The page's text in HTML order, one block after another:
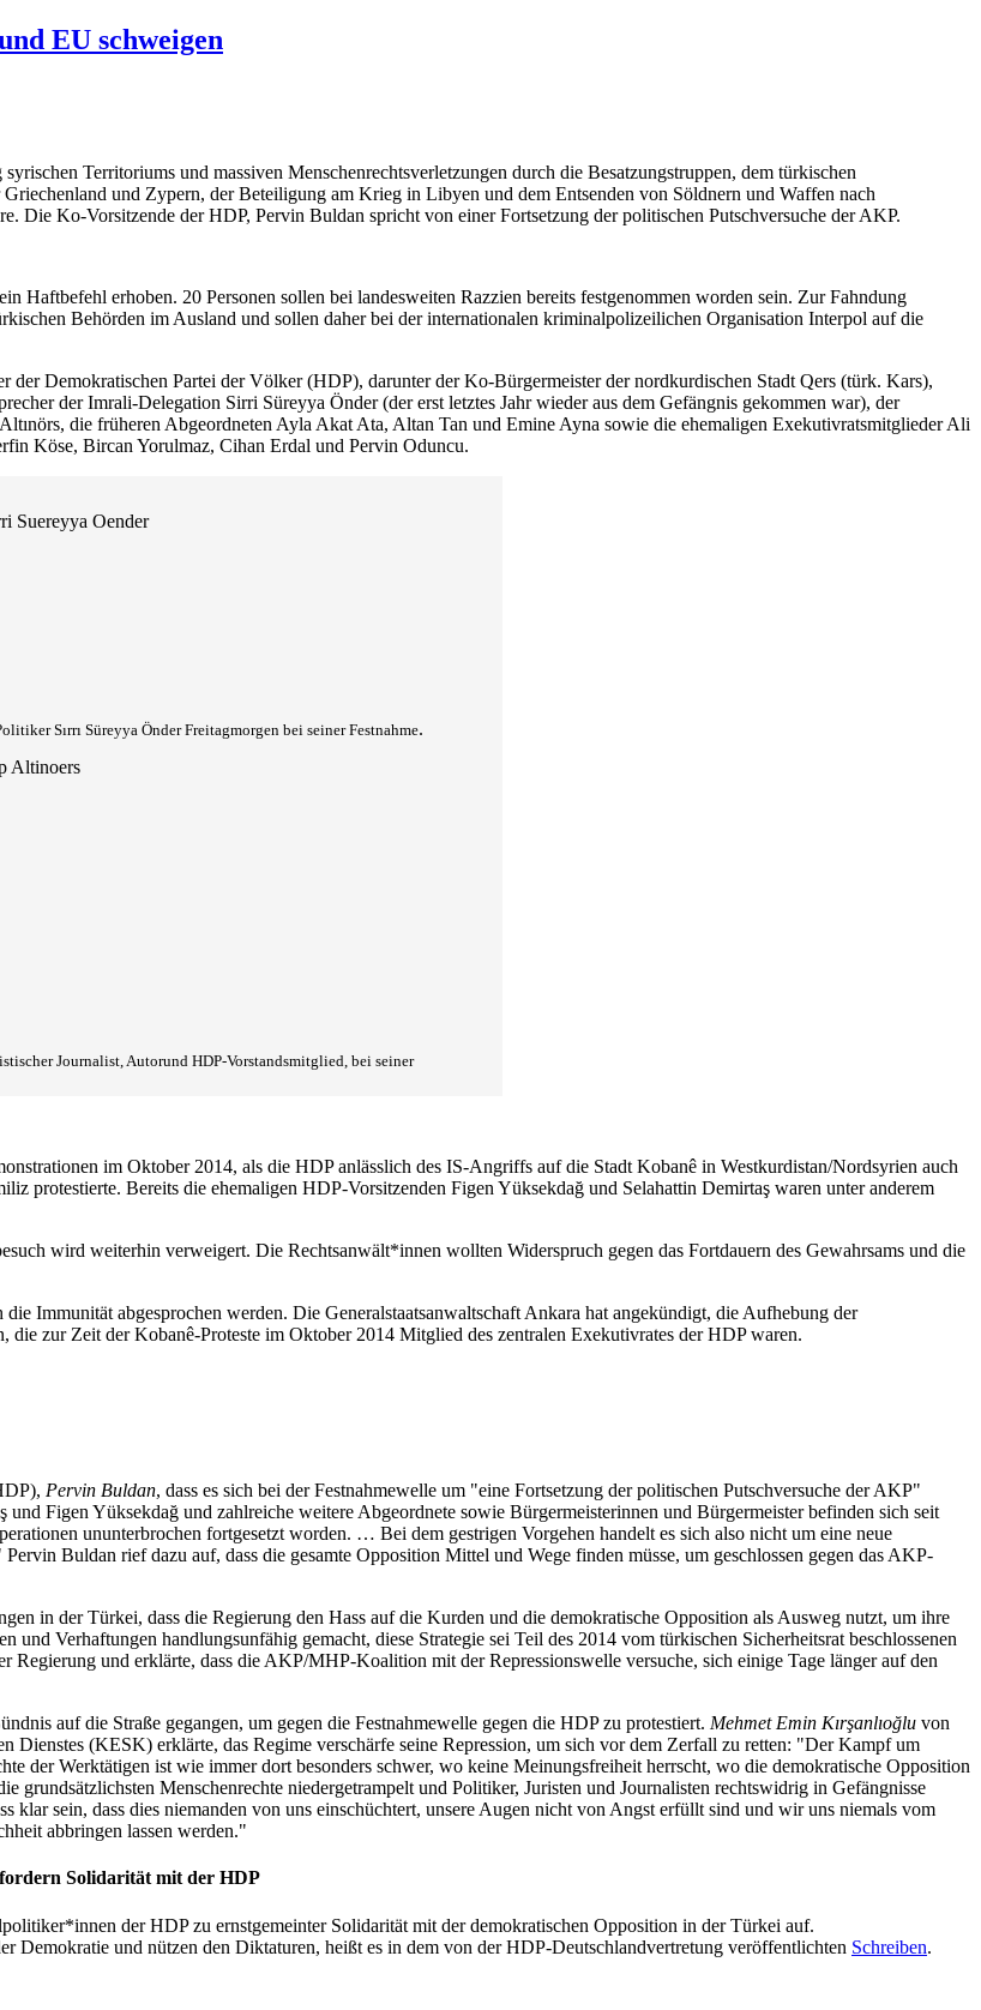
EU schweigen
Territoriums und massiven Menschenrechtsverletzungen durch die Besatzungstruppen, dem türkischen
Griechenland und Zypern, der Beteiligung am Krieg in Libyen und dem Entsenden von Söldnern und Waffen nach
Die Ko-Vorsitzende der HDP, Pervin Buldan spricht von einer Fortsetzung der politischen Putschversuche der AKP.
erhoben. 20 Personen sollen bei landesweiten Razzien bereits festgenommen worden sein. Zur Fahndung
Behörden im Ausland und sollen daher bei der internationalen kriminalpolizeilichen Organisation Interpol auf die
der Demokratischen Partei der Völker (HDP), darunter der Ko-Bürgermeister der nordkurdischen Stadt Qers (türk. Kars),
der Imrali-Delegation Sirri Süreyya Önder (der erst letztes Jahr wieder aus dem Gefängnis gekommen war), der
die früheren Abgeordneten Ayla Akat Ata, Altan Tan und Emine Ayna sowie die ehemaligen Exekutivratsmitglieder Ali
Köse, Bircan Yorulmaz, Cihan Erdal und Pervin Oduncu.
Sırrı Süreyya Önder Freitagmorgen bei seiner Festnahme.
Journalist, Autorund HDP-Vorstandsmitglied, bei seiner
im Oktober 2014, als die HDP anlässlich des IS-Angriffs auf die Stadt Kobanê in Westkurdistan/Nordsyrien auch
protestierte. Bereits die ehemaligen HDP-Vorsitzenden Figen Yüksekdağ und Selahattin Demirtaş waren unter anderem
wird weiterhin verweigert. Die Rechtsanwält*innen wollten Widerspruch gegen das Fortdauern des Gewahrsams und die
Immunität abgesprochen werden. Die Generalstaatsanwaltschaft Ankara hat angekündigt, die Aufhebung der
zur Zeit der Kobanê-Proteste im Oktober 2014 Mitglied des zentralen Exekutivrates der HDP waren.
Pervin Buldan, dass es sich bei der Festnahmewelle um "eine Fortsetzung der politischen Putschversuche der AKP"
Figen Yüksekdağ und zahlreiche weitere Abgeordnete sowie Bürgermeisterinnen und Bürgermeister befinden sich seit
ununterbrochen fortgesetzt worden. … Bei dem gestrigen Vorgehen handelt es sich also nicht um eine neue
Buldan rief dazu auf, dass die gesamte Opposition Mittel und Wege finden müsse, um geschlossen gegen das AKP-
in der Türkei, dass die Regierung den Hass auf die Kurden und die demokratische Opposition als Ausweg nutzt, um ihre
Verhaftungen handlungsunfähig gemacht, diese Strategie sei Teil des 2014 vom türkischen Sicherheitsrat beschlossenen
und erklärte, dass die AKP/MHP-Koalition mit der Repressionswelle versuche, sich einige Tage länger auf den
auf die Straße gegangen, um gegen die Festnahmewelle gegen die HDP zu protestiert. Mehmet Emin Kırşanlıoğlu von
Dienstes (KESK) erklärte, das Regime verschärfe seine Repression, um sich vor dem Zerfall zu retten: "Der Kampf um
der Werktätigen ist wie immer dort besonders schwer, wo keine Meinungsfreiheit herrscht, wo die demokratische Opposition
grundsätzlichsten Menschenrechte niedergetrampelt und Politiker, Juristen und Journalisten rechtswidrig in Gefängnisse
klar sein, dass dies niemanden von uns einschüchtert, unsere Augen nicht von Angst erfüllt sind und wir uns niemals vom
abbringen lassen werden."
Solidarität mit der HDP
der HDP zu ernstgemeinter Solidarität mit der demokratischen Opposition in der Türkei auf.
Demokratie und nützen den Diktaturen, heißt es in dem von der HDP-Deutschlandvertretung veröffentlichten Schreiben.